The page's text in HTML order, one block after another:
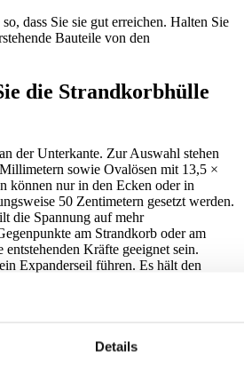
Details
dass Sie sie gut erreichen. Halten Sie
Bauteile von den
die Strandkorbhülle
der Unterkante. Zur Auswahl stehen
sowie Ovalösen mit 13,5 ×
können nur in den Ecken oder in
50 Zentimetern gesetzt werden.
die Spannung auf mehr
am Strandkorb oder am
Kräfte geeignet sein.
Expanderseil führen. Es hält den
bei angekündigtem starkem Wind
Feuchtigkeit unter der